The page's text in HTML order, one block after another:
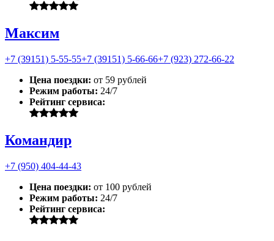
Максим
+7 (39151) 5-55-55+7 (39151) 5-66-66+7 (923) 272-66-22
Цена поездки: от 59 рублей
Режим работы: 24/7
Рейтинг сервиса:
Командир
+7 (950) 404-44-43
Цена поездки: от 100 рублей
Режим работы: 24/7
Рейтинг сервиса: